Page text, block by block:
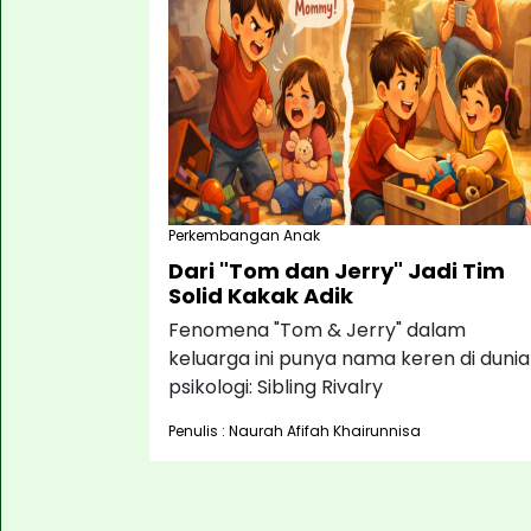
Perkembangan Anak
Dari "Tom dan Jerry" Jadi Tim
Solid Kakak Adik
Fenomena "Tom & Jerry" dalam
keluarga ini punya nama keren di dunia
psikologi: Sibling Rivalry
Penulis : Naurah Afifah Khairunnisa